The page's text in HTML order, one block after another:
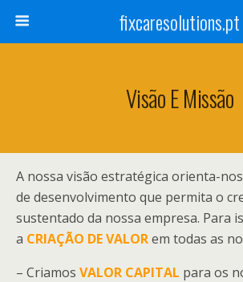
fixcaresolutions.pt
Visão E Missão
A nossa visão estratégica orienta-
de desenvolvimento que permita o
sustentado da nossa empresa. Para
a CRIAÇÃO DE VALORem todas as
– Criamos VALOR CAPITAL para os